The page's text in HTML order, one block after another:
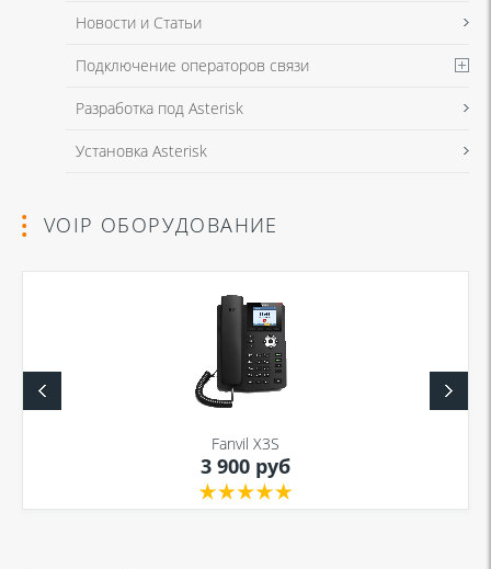
Новости и Статьи
Подключение операторов связи
Разработка под Asterisk
Установка Asterisk
VOIP ОБОРУДОВАНИЕ
Fanvil X3S
3 900 руб